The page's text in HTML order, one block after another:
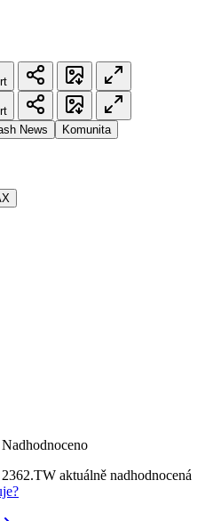
News Komunita
Nadhodnoceno
aktuálně nadhodnocená